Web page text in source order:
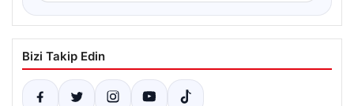
Bizi Takip Edin